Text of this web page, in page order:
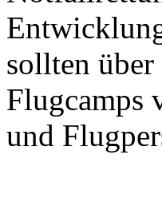
sollten
Flugcamps
und